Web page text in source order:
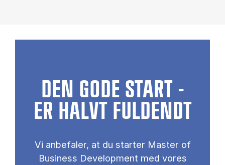
DEN GODE START -
ER HALVT FULDENDT
Vi anbefaler, at du starter Master of
Business Development med vores